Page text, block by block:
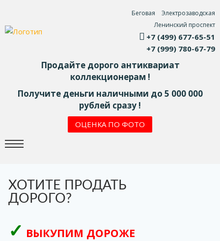
Беговая
Электрозаводская
Ленинский проспект
+7 (499) 677-65-51
+7 (999) 780-67-79
Продайте дорого антиквариат
коллекционерам !
Получите деньги наличными до 5 000 000
рублей сразу !
ОЦЕНКА ПО ФОТО
ХОТИТЕ ПРОДАТЬ
ДОРОГО?
ВЫКУПИМ ДОРОЖЕ